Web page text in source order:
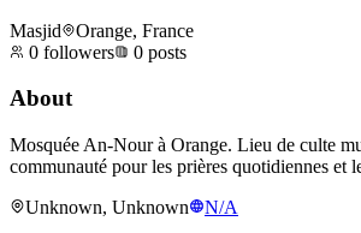
Masjid
Orange, France
0 followers 0 posts
About
Mosquée An-Nour à Orange. Lieu de culte
communauté pour les prières quotidiennes et
Unknown, Unknown
N/A